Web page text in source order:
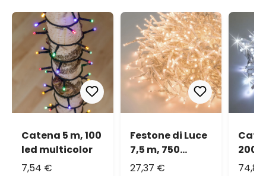
Catena 5 m, 100
led multicolor
7,54 €
Festone di Luce
7,5 m, 750
miniled bianco
27,37 €
200